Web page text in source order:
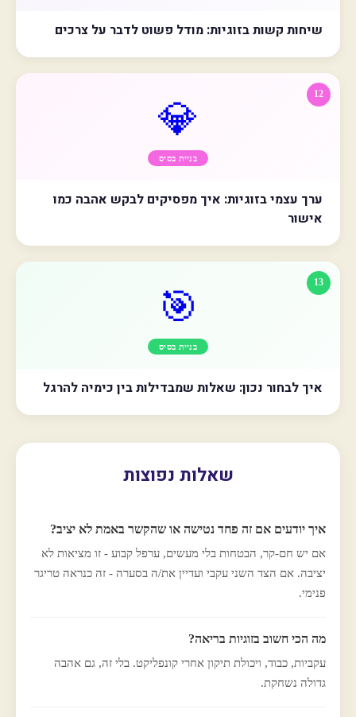
שיחות קשות בזוגיות: מודל פשוט לדבר על צרכים
12
💎
בניית בסיס
ערך עצמי בזוגיות: איך מפסיקים לבקש אהבה כמו
אישור
13
🎯
בניית בסיס
איך לבחור נכון: שאלות שמבדילות בין כימיה להרגל
שאלות נפוצות
איך יודעים אם זה פחד נטישה או שהקשר באמת לא יציב?
אם יש חם-קר, הבטחות בלי מעשים, ערפל קבוע - זו מציאות לא
יציבה. אם הצד השני עקבי ועדיין את/ה בסערה - זה כנראה טריגר
פנימי.
מה הכי חשוב בזוגיות בריאה?
עקביות, כבוד, ויכולת תיקון אחרי קונפליקט. בלי זה, גם אהבה
גדולה נשחקת.